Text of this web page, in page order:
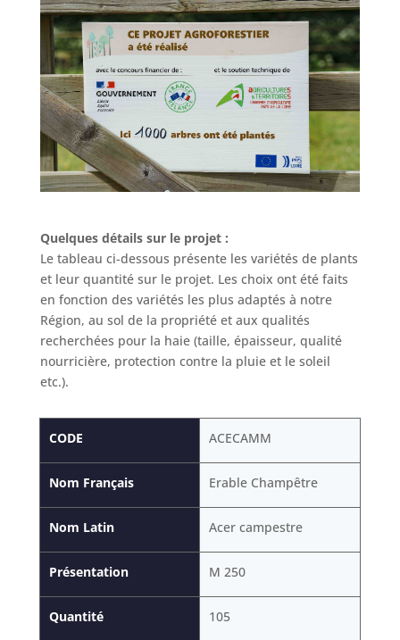
Quelques détails sur le projet :
Le tableau ci-dessous présente les variétés de plants
et leur quantité sur le projet. Les choix ont été faits
en fonction des variétés les plus adaptés à notre
Région, au sol de la propriété et aux qualités
recherchées pour la haie (taille, épaisseur, qualité
nourricière, protection contre la pluie et le soleil
etc.).
CODE
Nom Français
Nom Latin
Présentation
Quantité
ACECAMM
Erable Champêtre
Acer campestre
M 250
105